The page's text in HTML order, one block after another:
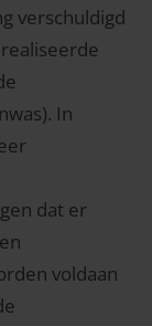
verschuldigd
In
dat er
voldaan